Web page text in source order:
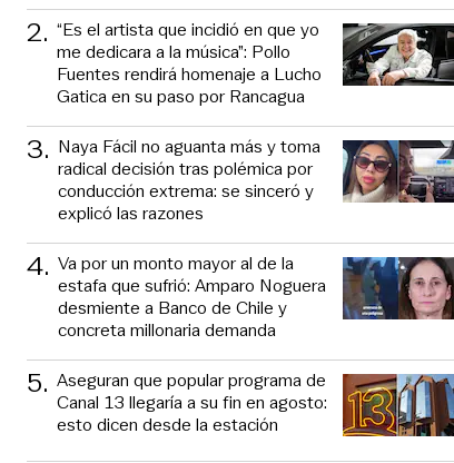
2. “Es el artista que incidió en que yo
me dedicara a la música”: Pollo
Fuentes rendirá homenaje a Lucho
Gatica en su paso por Rancagua
3. Naya Fácil no aguanta más y toma
radical decisión tras polémica por
conducción extrema: se sinceró y
explicó las razones
4. Va por un monto mayor al de la
estafa que sufrió: Amparo Noguera
desmiente a Banco de Chile y
concreta millonaria demanda
5. Aseguran que popular programa de
Canal 13 llegaría a su fin en agosto:
esto dicen desde la estación